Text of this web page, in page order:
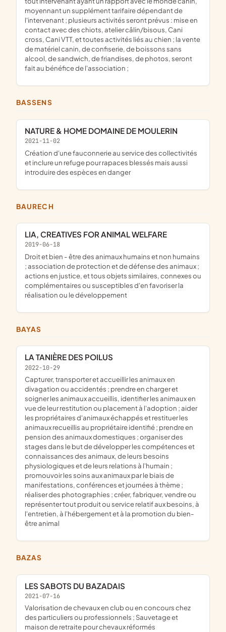
moyennant un supplément tarifaire dépendant de
l'intervenant ; plusieurs activités seront prévus : mise en
contact avec des chiots, atelier câlin/bisous, Cani
cross, Cani VTT, et toutes activités liés au chien ; la vente
de matériel canin, de confiserie, de boissons sans
alcool, de sandwich, de friandises, de photos, seront
fait au bénéfice de l'association ;
BASSENS
NATURE & HOME DOMAINE DE MOULERIN
2021-11-02
création d'une fauconnerie au service des collectivités
et inclure un refuge pour rapaces blessés mais aussi
introduire des espèces en danger
BAURECH
LIA, CREATIVES FOR ANIMAL WELFARE
2019-06-18
droit et bien - être des animaux humains et non humains
; association de protection et de défense des animaux ;
actions en justice, et tous objets similaires, connexes ou
complémentaires ou susceptibles d'en favoriser la
réalisation ou le développement
BAYAS
LA TANIÈRE DES POILUS
2022-10-29
capturer, transporter et accueillir les animaux en
divagation ou accidentés ; prendre en charger et
soigner les animaux accueillis, identifier les animaux en
vue de leur restitution ou placement à l'adoption ; aider
les propriétaires d'animaux échappés et restituer les
animaux recueillis au propriétaire identifié ; prendre en
pension des animaux domestiques ; organiser des
stages dans le but de développer les compétences et
connaissances des animaux, de leurs besoins
physiologiques et de leurs relations à l'humain ;
promouvoir les soins aux animaux par le biais de
manifestations, conférences et journées à thème ;
réaliser des photographies ; créer, fabriquer, vendre ou
représenter tout produit ou service relatif aux besoins, à
l'entretien, à l'hébergement et à la promotion du bien-
être animal
BAZAS
LES SABOTS DU BAZADAIS
2021-07-16
Valorisation de chevaux en club ou en concours chez
des particuliers ou professionnels ; Sauvetage et
maison de retraite pour chevaux réformés